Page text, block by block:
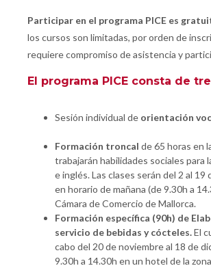
Participar en el programa PICE es
los cursos son limitadas, por orden de
requiere compromiso de asistencia y
El programa PICE consta de
Sesión individual de orientación
Formación troncal de 65 horas en
trabajarán habilidades sociales para
e inglés. Las clases serán del 2 al 19
en horario de mañana (de 9.30h a
Cámara de Comercio de Mallorca.
Formación específica (90h) de
servicio de bebidas y cócteles.El
cabo del 20 de noviembre al 18 de
9.30h a 14.30h en un hotel de la